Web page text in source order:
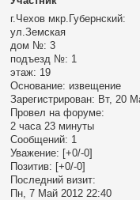
г.Чехов мкр.Губернский:
ул.Земская
дом №: 3
подъезд №: 1
этаж: 19
Основание: извещение
Зарегистрирован: Вт, 20
Провел на форуме:
2 часа 23 минуты
Сообщений: 1
Уважение: [+0/-0]
Позитив: [+0/-0]
Последний визит:
Пн, 7 Май 2012 22:40